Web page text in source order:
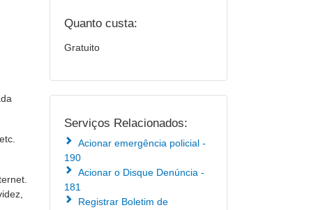
Quanto custa:
Gratuito
Serviços Relacionados:
Acionar emergência policial -
190
Acionar o Disque Denúncia -
181
Registrar Boletim de